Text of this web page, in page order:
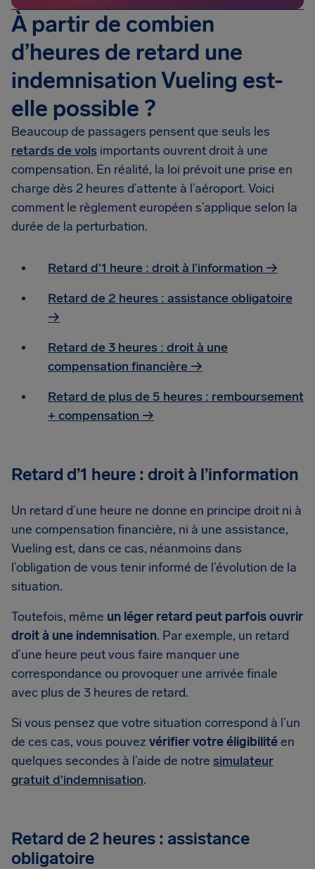
À partir de combien
d’heures de retard une
indemnisation Vueling est-
elle possible ?
Beaucoup de passagers pensent que seuls les
retards de vols importants ouvrent droit à une
compensation. En réalité, la loi prévoit une prise en
charge dès 2 heures d’attente à l’aéroport. Voici
comment le règlement européen s’applique selon la
durée de la perturbation.
Retard d’1 heure : droit à l’information →
Retard de 2 heures : assistance obligatoire
→
Retard de 3 heures : droit à une
compensation financière →
Retard de plus de 5 heures : remboursement
+ compensation →
Retard d’1 heure : droit à l’information
Un retard d’une heure ne donne en principe droit ni à
une compensation financière, ni à une assistance,
Vueling est, dans ce cas, néanmoins dans
l’obligation de vous tenir informé de l’évolution de la
situation.
Toutefois, même un léger retard peut parfois ouvrir
droit à une indemnisation. Par exemple, un retard
d’une heure peut vous faire manquer une
correspondance ou provoquer une arrivée finale
avec plus de 3 heures de retard.
Si vous pensez que votre situation correspond à l’un
de ces cas, vous pouvez vérifier votre éligibilitéen
quelques secondes à l’aide de notre simulateur
gratuit d'indemnisation.
Retard de 2 heures : assistance
obligatoire